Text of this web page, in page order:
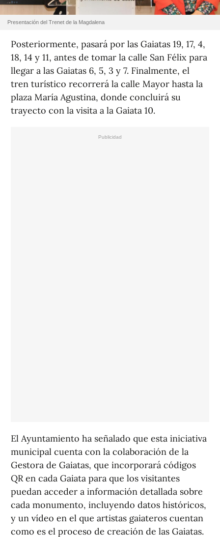
Presentación del Trenet de la Magdalena
Posteriormente, pasará por las Gaiatas 19, 17, 4,
18, 14 y 11, antes de tomar la calle San Félix para
llegar a las Gaiatas 6, 5, 3 y 7. Finalmente, el
tren turístico recorrerá la calle Mayor hasta la
plaza María Agustina, donde concluirá su
trayecto con la visita a la Gaiata 10.
El Ayuntamiento ha señalado que esta iniciativa
municipal cuenta con la colaboración de la
Gestora de Gaiatas, que incorporará códigos
QR en cada Gaiata para que los visitantes
puedan acceder a información detallada sobre
cada monumento, incluyendo datos históricos,
y un vídeo en el que artistas gaiateros cuentan
como es el proceso de creación de las Gaiatas.